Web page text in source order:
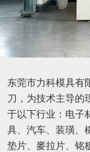
东莞市力科模具有
刀，为技术主导的
于以下行业：电子
具、汽车、装璜、
垫片、麥拉片、铭